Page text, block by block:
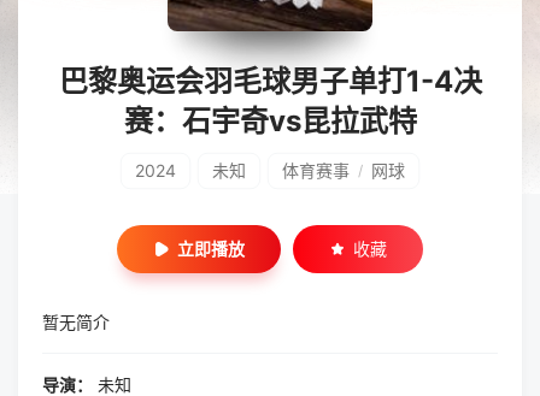
巴黎奥运会羽毛球男子单打1-4决
赛：石宇奇vs昆拉武特
2024 未知 体育赛事 / 网球
立即播放 收藏
暂无简介
导演：
未知